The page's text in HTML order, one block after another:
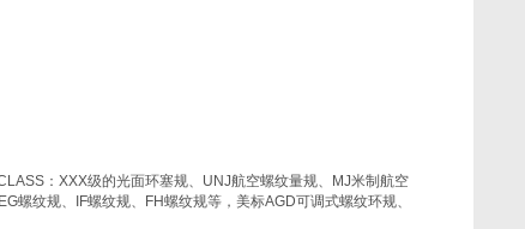
： XXX级的光面环塞规、 UNJ航空螺纹量规、 MJ米制航空
螺纹规、 IF螺纹规、 FH螺纹规等，美标AGD可调式螺纹环规、